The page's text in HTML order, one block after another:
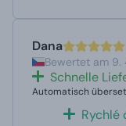
Dana
Bewertet am 9.
Schnelle
Automatisch
Rychlé